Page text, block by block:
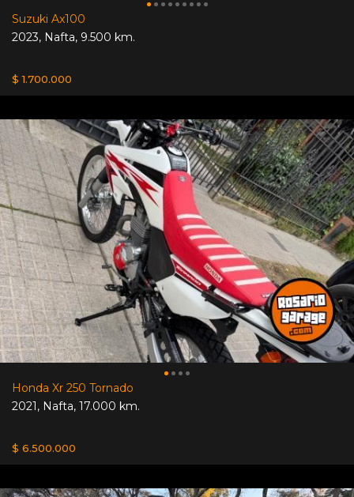
Suzuki Ax100
2023, Nafta, 9.500 km.
$ 1.700.000
Honda Xr 250 Tornado
2021, Nafta, 17.000 km.
$ 6.500.000